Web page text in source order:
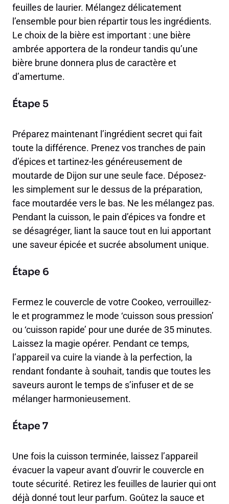
feuilles de laurier. Mélangez délicatement
l’ensemble pour bien répartir tous les ingrédients.
Le choix de la bière est important : une bière
ambrée apportera de la rondeur tandis qu’une
bière brune donnera plus de caractère et
d’amertume.
Étape 5
Préparez maintenant l’ingrédient secret qui fait
toute la différence. Prenez vos tranches de pain
d’épices et tartinez-les généreusement de
moutarde de Dijon sur une seule face. Déposez-
les simplement sur le dessus de la préparation,
face moutardée vers le bas. Ne les mélangez pas.
Pendant la cuisson, le pain d’épices va fondre et
se désagréger, liant la sauce tout en lui apportant
une saveur épicée et sucrée absolument unique.
Étape 6
Fermez le couvercle de votre Cookeo, verrouillez-
le et programmez le mode ‘cuisson sous pression’
ou ‘cuisson rapide’ pour une durée de 35 minutes.
Laissez la magie opérer. Pendant ce temps,
l’appareil va cuire la viande à la perfection, la
rendant fondante à souhait, tandis que toutes les
saveurs auront le temps de s’infuser et de se
mélanger harmonieusement.
Étape 7
Une fois la cuisson terminée, laissez l’appareil
évacuer la vapeur avant d’ouvrir le couvercle en
toute sécurité. Retirez les feuilles de laurier qui ont
déjà donné tout leur parfum. Goûtez la sauce et